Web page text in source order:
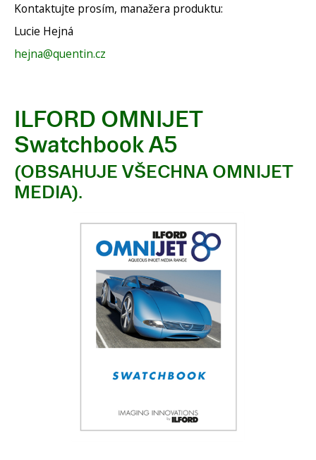
Kontaktujte prosím, manažera produktu:
Lucie Hejná
hejna@quentin.cz
ILFORD OMNIJET
Swatchbook A5
(OBSAHUJE VŠECHNA OMNIJET
MEDIA).